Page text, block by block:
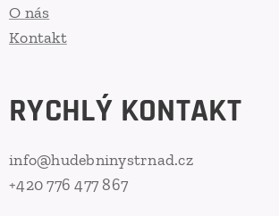
O nás
Kontakt
RYCHLÝ KONTAKT
info@hudebninystrnad.cz
+420 776 477 867